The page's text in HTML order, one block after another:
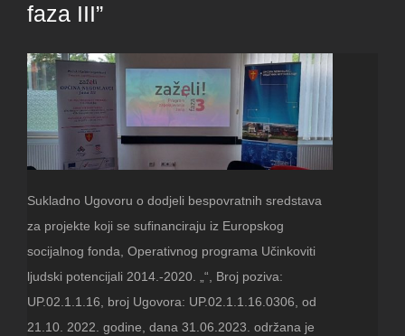
faza III”
Sukladno Ugovoru o dodjeli bespovratnih sredstava
za projekte koji se sufinanciraju iz Europskog
socijalnog fonda, Operativnog programa Učinkoviti
ljudski potencijali 2014.-2020. „“, Broj poziva:
UP.02.1.1.16, broj Ugovora: UP.02.1.1.16.0306, od
21.10. 2022. godine, dana 31.06.2023. održana je